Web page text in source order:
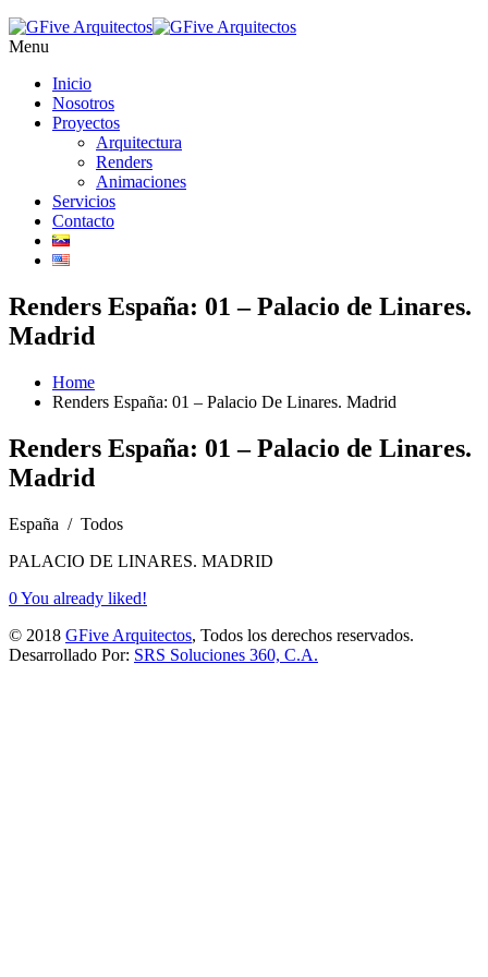
Menu
Inicio
Nosotros
Proyectos
Arquitectura
Renders
Animaciones
Servicios
Contacto
Renders España: 01 – Palacio de Linares.
Madrid
Home
Renders España: 01 – Palacio De Linares. Madrid
Renders España: 01 – Palacio de Linares.
Madrid
España / Todos
PALACIO DE LINARES. MADRID
0You already liked!
© 2018 GFive Arquitectos, Todos los derechos reservados.
Desarrollado Por: SRS Soluciones 360, C.A.